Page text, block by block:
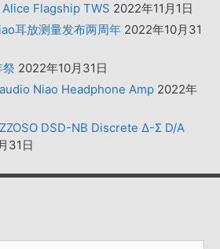
Flagship TWS 2022年11月1日
耳放测量发布两周年 2022年10月31
2022年10月31日
Niao Headphone Amp 2022年
DSD-NB Discrete Δ-Σ D/A
31日